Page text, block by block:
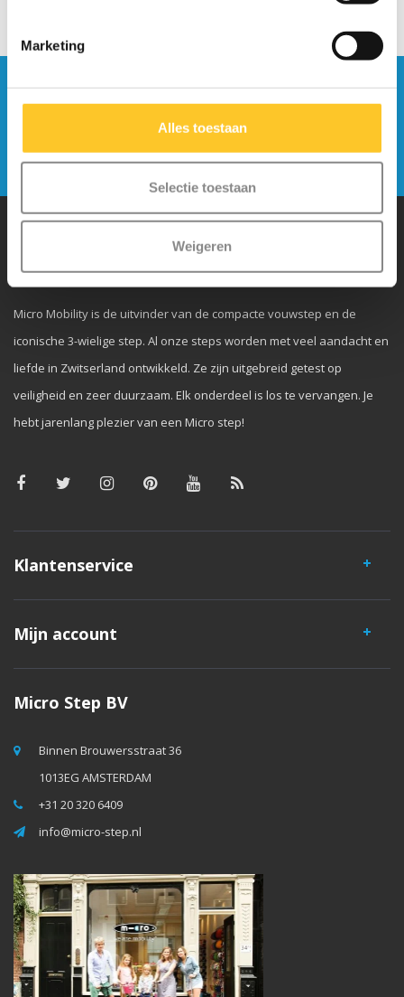
Marketing
Alles toestaan
Selectie toestaan
Weigeren
Blijf op de hoogte en schrijf je in voor onze
nieuwsbrief
Verstuur
Micro Mobility is de uitvinder van de compacte vouwstep en de
iconische 3-wielige step. Al onze steps worden met veel aandacht en
liefde in Zwitserland ontwikkeld. Ze zijn uitgebreid getest op
veiligheid en zeer duurzaam. Elk onderdeel is los te vervangen. Je
hebt jarenlang plezier van een Micro step!
Klantenservice
Mijn account
Micro Step BV
Binnen Brouwersstraat 36
1013EG AMSTERDAM
+31 20 320 6409
info@micro-step.nl